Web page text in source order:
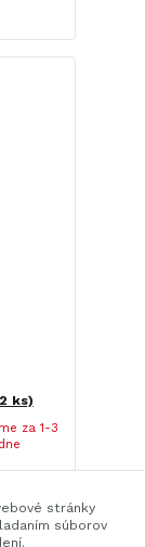
ks)
za 1-3
stránky
súborov